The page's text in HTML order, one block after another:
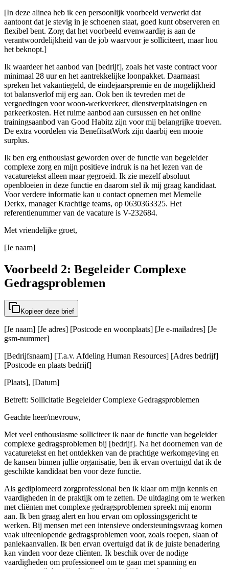
[In deze alinea heb ik een persoonlijk voorbeeld verwerkt dat
aantoont dat je stevig in je schoenen staat, goed kunt observeren en
flexibel bent. Zorg dat het voorbeeld evenwaardig is aan de
verantwoordelijkheid van de job waarvoor je solliciteert, maar hou
het beknopt.]
Ik waardeer het aanbod van [bedrijf], zoals het vaste contract voor
minimaal 28 uur en het aantrekkelijke loonpakket. Daarnaast
spreken het vakantiegeld, de eindejaarspremie en de mogelijkheid
tot balansverlof mij erg aan. Ook ben ik tevreden met de
vergoedingen voor woon-werkverkeer, dienstverplaatsingen en
parkeerkosten. Het ruime aanbod aan cursussen en het online
trainingsaanbod van Good Habitz zijn voor mij belangrijke troeven.
De extra voordelen via BenefitsatWork zijn daarbij een mooie
surplus.
Ik ben erg enthousiast geworden over de functie van begeleider
complexe zorg en mijn positieve indruk is na het lezen van de
vacaturetekst alleen maar gegroeid. Ik zie mezelf absoluut
openbloeien in deze functie en daarom stel ik mij graag kandidaat.
Voor verdere informatie kan u contact opnemen met Memelle
Derkx, manager Krachtige teams, op 0630363325. Het
referentienummer van de vacature is V-232684.
Met vriendelijke groet,
[Je naam]
Voorbeeld 2: Begeleider Complexe
Gedragsproblemen
Kopieer deze brief
[Je naam] [Je adres] [Postcode en woonplaats] [Je e-mailadres] [Je
gsm-nummer]
[Bedrijfsnaam] [T.a.v. Afdeling Human Resources] [Adres bedrijf]
[Postcode en plaats bedrijf]
[Plaats], [Datum]
Betreft: Sollicitatie Begeleider Complexe Gedragsproblemen
Geachte heer/mevrouw,
Met veel enthousiasme solliciteer ik naar de functie van begeleider
complexe gedragsproblemen bij [bedrijf]. Na het doornemen van de
vacaturetekst en het ontdekken van de prachtige werkomgeving en
de kansen binnen jullie organisatie, ben ik ervan overtuigd dat ik de
geschikte kandidaat ben voor deze functie.
Als gediplomeerd zorgprofessional ben ik klaar om mijn kennis en
vaardigheden in de praktijk om te zetten. De uitdaging om te werken
met cliënten met complexe gedragsproblemen spreekt mij enorm
aan. Ik ben graag alert en hou ervan om oplossingsgericht te
werken. Bij mensen met een intensieve ondersteuningsvraag komen
vaak uiteenlopende gedragsproblemen voor, zoals roepen, slaan of
paniekaanvallen. Ik ben ervan overtuigd dat ik de juiste benadering
kan vinden voor deze cliënten. Ik beschik over de nodige
vaardigheden om professioneel om te gaan met spanning en